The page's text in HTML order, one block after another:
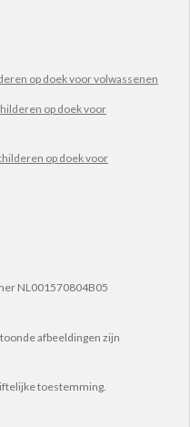
op doek voor volwassenen
op doek voor
op doek voor
NL001570804B05
afbeeldingen zijn
toestemming.